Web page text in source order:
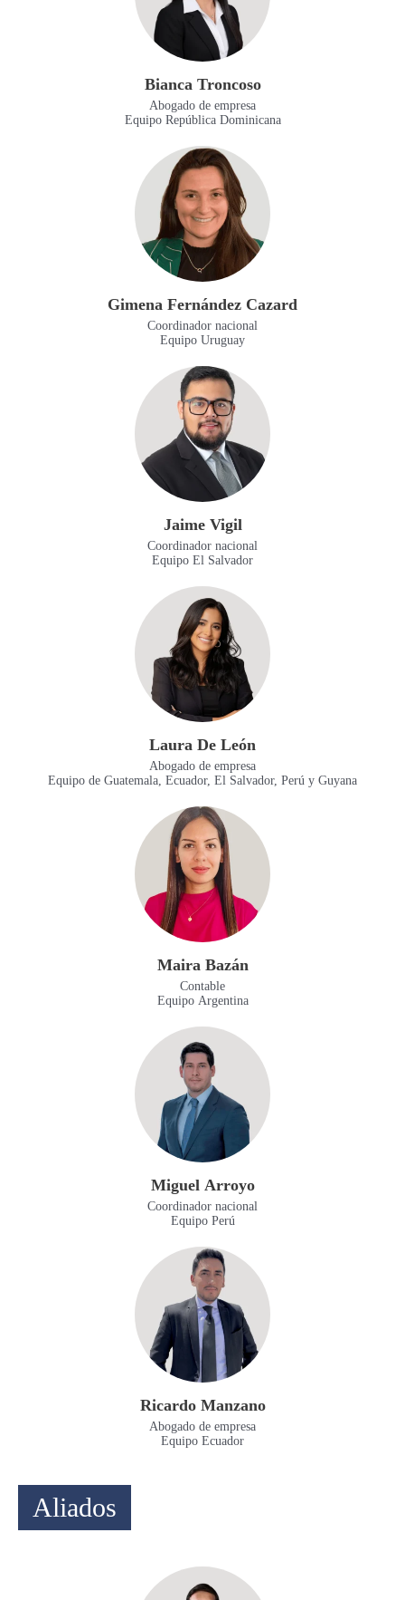
Bianca Troncoso
Abogado de empresa
Equipo República Dominicana
Gimena Fernández Cazard
Coordinador nacional
Equipo Uruguay
Jaime Vigil
Coordinador nacional
Equipo El Salvador
Laura De León
Abogado de empresa
Equipo de Guatemala, Ecuador, El Salvador, Perú y Guyana
Maira Bazán
Contable
Equipo Argentina
Miguel Arroyo
Coordinador nacional
Equipo Perú
Ricardo Manzano
Abogado de empresa
Equipo Ecuador
Aliados